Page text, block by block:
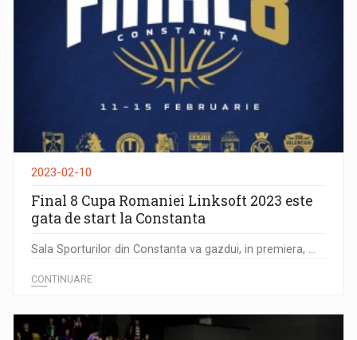
2023-02-10
Final 8 Cupa Romaniei Linksoft 2023 este
gata de start la Constanta
Sala Sporturilor din Constanta va gazdui, in premiera, ...
CONTINUARE